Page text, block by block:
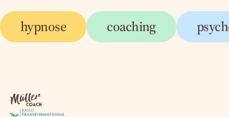
hypnose coaching